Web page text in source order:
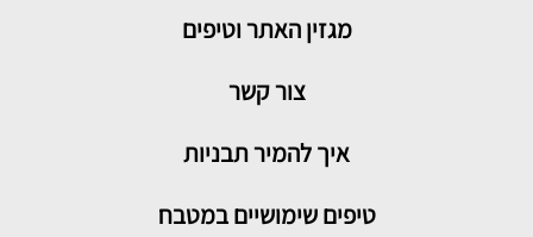
מגזין האתר וטיפים
צור קשר
איך להמיר תבניות
טיפים שימושיים במטבח